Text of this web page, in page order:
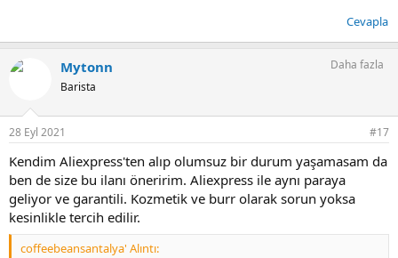
Cevapla
Mytonn
Barista
Daha fazla
28 Eyl 2021 #17
Kendim Aliexpress'ten alıp olumsuz bir durum yaşamasam da
ben de size bu ilanı öneririm. Aliexpress ile aynı paraya
geliyor ve garantili. Kozmetik ve burr olarak sorun yoksa
kesinlikle tercih edilir.
coffeebeansantalya' Alıntı: